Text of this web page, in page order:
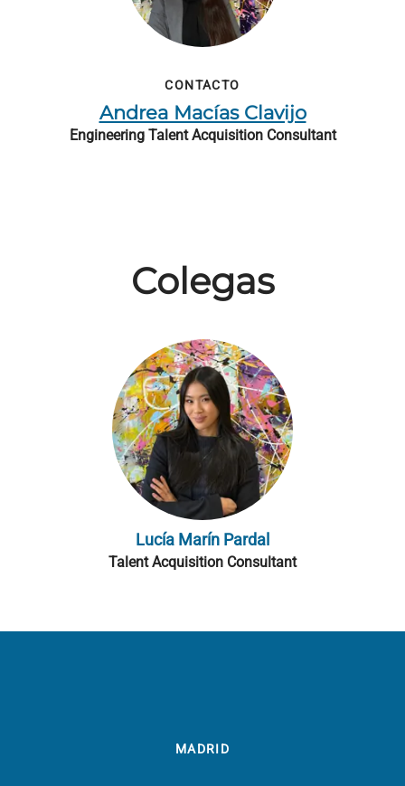
CONTACTO
Andrea Macías Clavijo
Engineering Talent Acquisition Consultant
Colegas
Lucía Marín Pardal
Talent Acquisition Consultant
MADRID